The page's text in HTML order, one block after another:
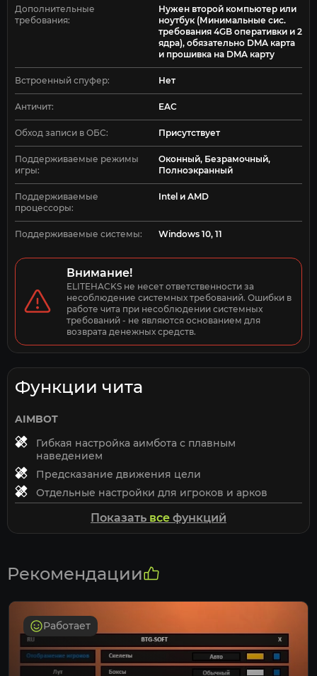
включая обмен и скачивание готовых профилей.
Blurred DMA для ARC Raiders подойдёт тем, кому
нужен внешний DMA-инструмент с удобным
управлением и гибкими настройками.
Дополнительные
требования:
Нужен второй компьютер или
ноутбук (Минимальные сис.
требования 4GB оперативки и 2
ядра), обязательно DMA карта
и прошивка на DMA карту
Встроенный спуфер: Нет
Античит: EAC
Обход записи в ОБС: Присутствует
Поддерживаемые режимы
игры:
Оконный, Безрамочный,
Полноэкранный
Поддерживаемые
процессоры:
Intel и AMD
Поддерживаемые системы: Windows 10, 11
Внимание!
ELITEHACKS не несет ответственности за
несоблюдение системных требований. Ошибки в
работе чита при несоблюдении системных
требований - не являются основанием для
возврата денежных средств.
Функции чита
AIMBOT
Гибкая настройка аимбота с плавным
наведением
Предсказание движения цели
Отдельные настройки для игроков и арков
Raycast проверка видимости по костям
PLAYERS ESP
Имя игрока
Оружие
Дополнительная информация
WORLD ESP
Показать все функций
Рекомендации
Работает